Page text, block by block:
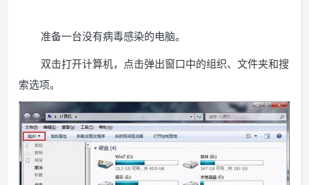
准备一台没有病毒感染的电脑。
双击打开计算机，点击弹出窗口中的组织、文件夹和搜
索选项。